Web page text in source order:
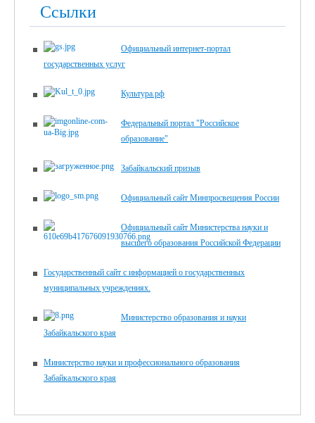
Ссылки
Официальный интернет-портал
государственных услуг
Культура.рф
Федеральный портал "Российское
образование"
Забайкальский призыв
Официальный сайт Минпросвещения России
Официальный сайт Министерства науки и
высшего образования Российской Федерации
Государственный сайт с информацией о государственных
муниципальных учреждениях.
Министерство образования и науки
Забайкальского края
Министерство науки и профессионального образования
Забайкальского края